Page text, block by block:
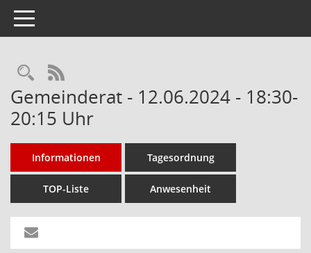
Toggle navigation
Rechercheauswahl
RSS-Feed
Gemeinderat - 12.06.2024 - 18:30-
20:15 Uhr
Informationen Tagesordnung
TOP-Liste Anwesenheit